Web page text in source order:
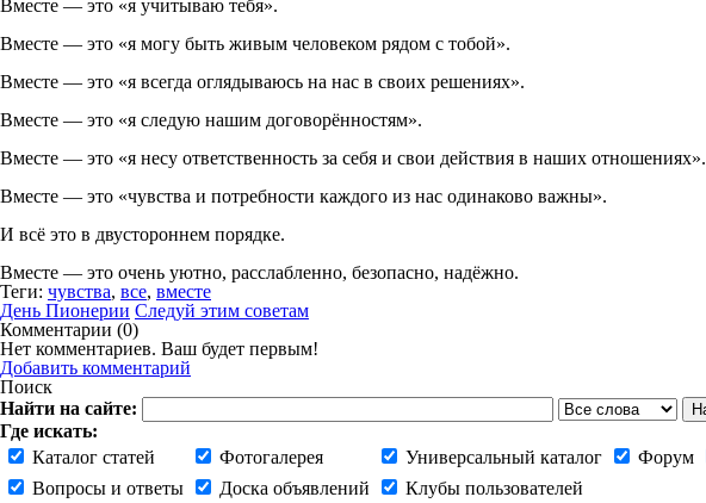
Вместе — это «я учитываю тебя».
Вместе — это «я могу быть живым человеком рядом с тобой».
Вместe — это «я всегда оглядываюсь на нас в своих решениях».
Вместе — это «я следую нашим договорённостям».
Вместе — это «я несу ответственность за себя и свои действия в наших отношениях».
Вместе — это «чувства и потребности каждого из нас одинаково важны».
И всё это в двустороннем порядке.
Вместе — это очень уютно, расслабленно, безопасно, надёжно.
Теги: чувства, все, вместе
День Пионерии Следуй этим советам
Комментарии (0)
Нет комментариев. Ваш будет первым!
Добавить комментарий
Поиск
Найти на сайте:
Где искать:
Каталог статей
Фотогалерея Универсальный каталог Форум
Вопросы и ответы
Доска объявлений
Клубы пользователей